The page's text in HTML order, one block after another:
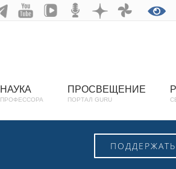
НАУКА
ПРОФЕССОРА
ПРОСВЕЩЕНИЕ
ПОРТАЛ GURU